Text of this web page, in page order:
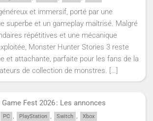
et immersif, porté par une
superbe et un gameplay maîtrisé. Malgré
répétitives et une mécanique
Monster Hunter Stories 3 reste
et attachante, parfaite pour les fans de la
de collection de monstres. […]
Fest 2026 : Les annonces
PC , PlayStation , Switch , Xbox